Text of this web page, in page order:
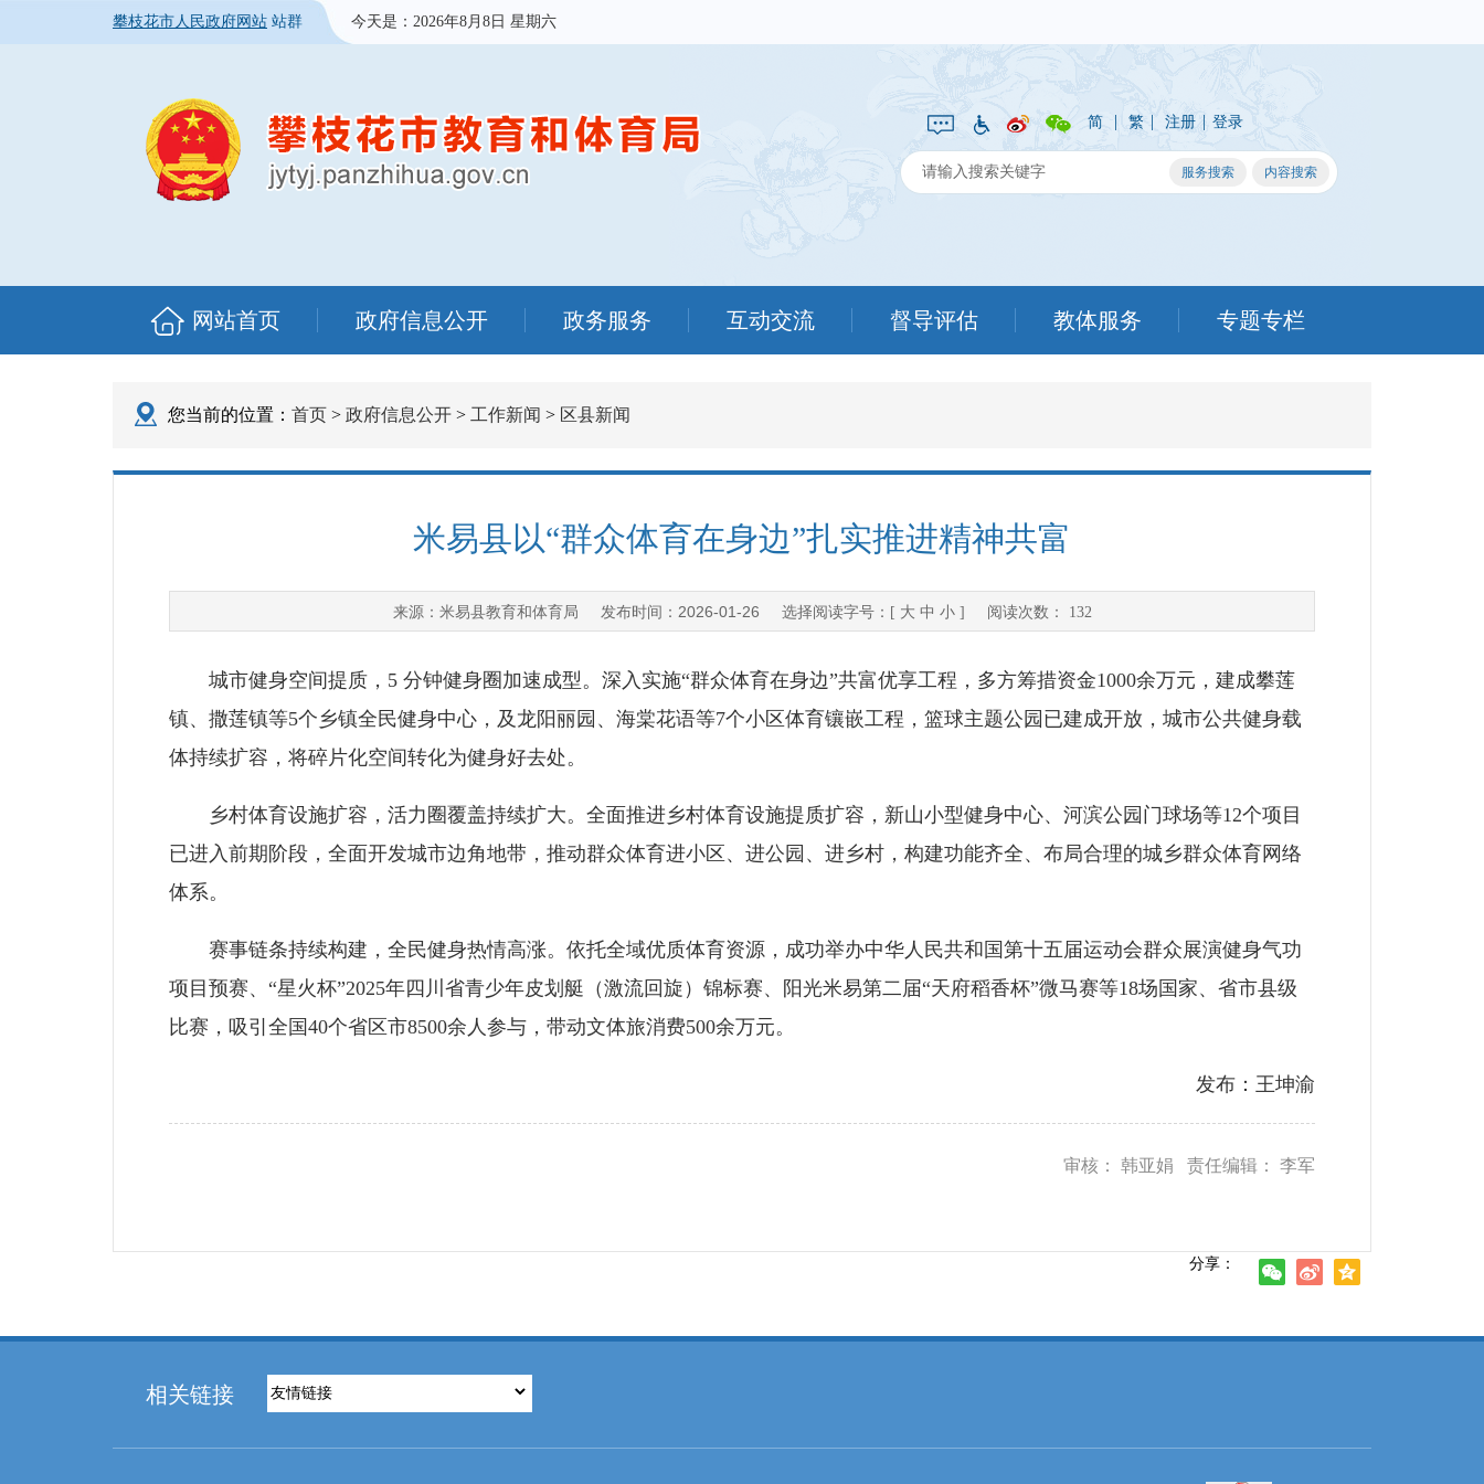
攀枝花市人民政府网站 站群 今天是： 2026年8月8日 星期六
简 | 繁 | 注册 | 登录
网站首页 政府信息公开 政务服务 互动交流 督导评估 教体服务 专题专栏
您当前的位置： 首页 > 政府信息公开 > 工作新闻 > 区县新闻
米易县以“群众体育在身边”扎实推进精神共富
来源： 米易县教育和体育局 发布时间： 2026-01-26 选择阅读字号：[ 大 中 小] 阅读次数： 132
城市健身空间提质，5 分钟健身圈加速成型。深入实施“群众体育在身边”共富优享工程，多方筹措资金1000余万元，建成攀莲
镇、撒莲镇等5个乡镇全民健身中心，及龙阳丽园、海棠花语等7个小区体育镶嵌工程，篮球主题公园已建成开放，城市公共健身载
体持续扩容，将碎片化空间转化为健身好去处。
乡村体育设施扩容，活力圈覆盖持续扩大。全面推进乡村体育设施提质扩容，新山小型健身中心、河滨公园门球场等12个项目
已进入前期阶段，全面开发城市边角地带，推动群众体育进小区、进公园、进乡村，构建功能齐全、布局合理的城乡群众体育网络
体系。
赛事链条持续构建，全民健身热情高涨。依托全域优质体育资源，成功举办中华人民共和国第十五届运动会群众展演健身气功
项目预赛、“星火杯”2025年四川省青少年皮划艇（激流回旋）锦标赛、阳光米易第二届“天府稻香杯”微马赛等18场国家、省市县级
比赛，吸引全国40个省区市8500余人参与，带动文体旅消费500余万元。
发布：王坤渝
审核： 韩亚娟 责任编辑： 李军
分享：
相关链接